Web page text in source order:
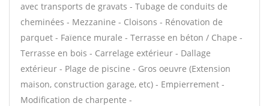
avec transports de gravats - Tubage de conduits de
cheminées - Mezzanine - Cloisons - Rénovation de
parquet - Faïence murale - Terrasse en béton / Chape -
Terrasse en bois - Carrelage extérieur - Dallage
extérieur - Plage de piscine - Gros oeuvre (Extension
maison, construction garage, etc) - Empierrement -
Modification de charpente -